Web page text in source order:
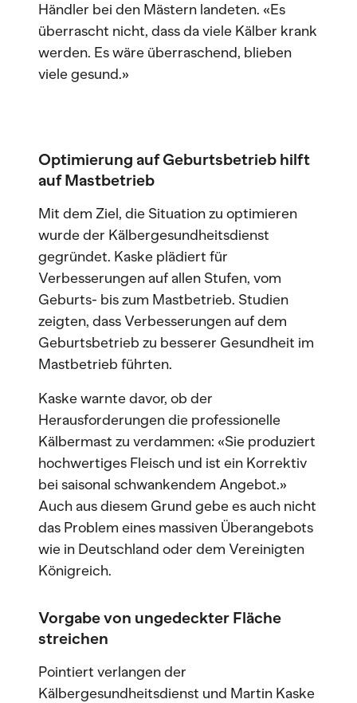
Händler bei den Mästern landeten. «Es
überrascht nicht, dass da viele Kälber krank
werden. Es wäre überraschend, blieben
viele gesund.»
Optimierung auf Geburtsbetrieb hilft
auf Mastbetrieb
Mit dem Ziel, die Situation zu optimieren
wurde der Kälbergesundheitsdienst
gegründet. Kaske plädiert für
Verbesserungen auf allen Stufen, vom
Geburts- bis zum Mastbetrieb. Studien
zeigten, dass Verbesserungen auf dem
Geburtsbetrieb zu besserer Gesundheit im
Mastbetrieb führten.
Kaske warnte davor, ob der
Herausforderungen die professionelle
Kälbermast zu verdammen: «Sie produziert
hochwertiges Fleisch und ist ein Korrektiv
bei saisonal schwankendem Angebot.»
Auch aus diesem Grund gebe es auch nicht
das Problem eines massiven Überangebots
wie in Deutschland oder dem Vereinigten
Königreich.
Vorgabe von ungedeckter Fläche
streichen
Pointiert verlangen der
Kälbergesundheitsdienst und Martin Kaske